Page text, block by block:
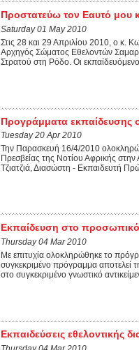
Προστατεύω τον Εαυτό μου
Saturday 01 May 2010
Στις 28 και 29 Απριλίου 2010, ο κ.
Αρχηγός Σώματος Εθελοντών
Στρατού στη Ρόδο. Οι
Προγράμματα εκπαίδευσης
Tuesday 20 Apr 2010
Την Παρασκευή 16/4/2010
Πρεσβείας της Νοτίου Αφρικής
Τζιατζιά, Διασώστη - Εκπαιδευτή
Εκπαίδευση στο προσωπικό
Thursday 04 Mar 2010
Με επιτυχία ολοκληρώθηκε το
συγκεκριμένο πρόγραμμα αποτελεί
στο συγκεκριμένο γνωστικό
Εκπαιδεύσεις εθελοντικής